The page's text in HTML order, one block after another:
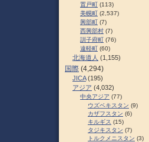
置戸町 (113)
美幌町 (2,537)
興部町 (7)
西興部村 (7)
訓子府町 (76)
遠軽町 (60)
北海道人 (1,155)
国際 (4,294)
JICA(195)
アジア (4,032)
中央アジア (77)
ウズベキスタン (9)
カザフスタン (6)
キルギス (15)
タジキスタン (7)
トルクメニスタン (3)